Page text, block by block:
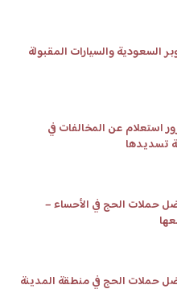
السعودية والسيارات المقبولة
استعلام عن المخالفات في
تسديدها
أسماء 17 افضل حملات الحج في الأحساء –
أسماء 15 أفضل حملات الحج في منطقة المدينة